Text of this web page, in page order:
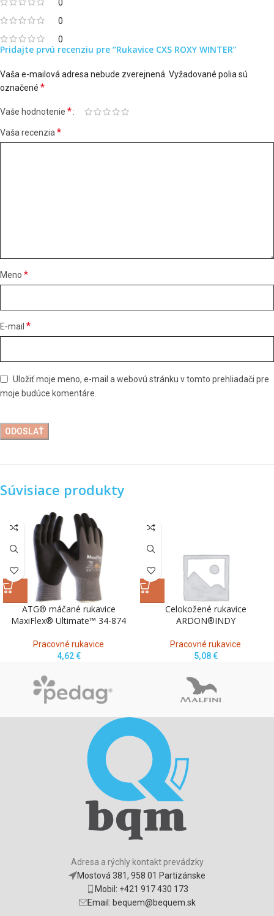
0
0
0
Pridajte prvú recenziu pre “Rukavice CXS ROXY WINTER”
Vaša e-mailová adresa nebude zverejnená. Vyžadované polia sú
označené *
Vaše hodnotenie *
Vaša recenzia *
Meno *
E-mail *
Uložiť moje meno, e-mail a webovú stránku v tomto prehliadači pre
moje budúce komentáre.
Súvisiace produkty
ATG® máčané rukavice
MaxiFlex® Ultimate™ 34-874
Pracovné rukavice
4,62€
Celokožené rukavice
ARDON®INDY
Pracovné rukavice
5,08€
Adresa a rýchly kontakt prevádzky
Mostová 381, 958 01 Partizánske
Mobil: +421 917 430 173
Email: bequem@bequem.sk